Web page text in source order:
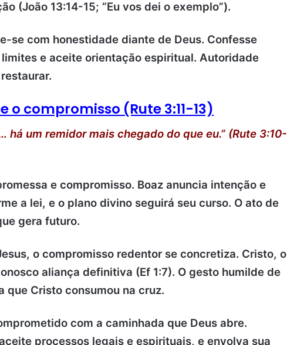
(João 13:14-15; “Eu vos dei o exemplo”).
se com honestidade diante de Deus. Confesse
e aceite orientação espiritual. Autoridade
o compromisso (Rute 3:11-13)
há um remidor mais chegado do que eu.” (Rute 3:10-
e compromisso. Boaz anuncia intenção e
a lei, e o plano divino seguirá seu curso. O ato de
gera futuro.
o compromisso redentor se concretiza. Cristo, o
aliança definitiva (Ef 1:7). O gesto humilde de
que Cristo consumou na cruz.
com a caminhada que Deus abre.
processos legais e espirituais, e envolva sua